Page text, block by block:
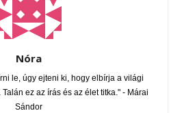
Nóra
le, úgy ejteni ki, hogy elbírja a világi
ez az írás és az élet titka." - Márai
Sándor